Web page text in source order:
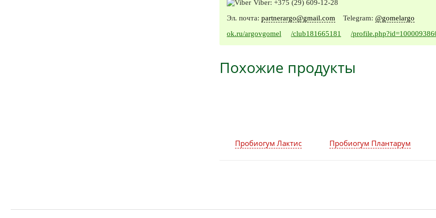
Viber: +375 (29) 609-12-28
Эл. почта: partnerargo@gmail.com Telegram: @gomelargo
ok.ru/argovgomel
/club181665181 /
Похожие продукты
Пробиогум Лактис Пробиогум Плантарум